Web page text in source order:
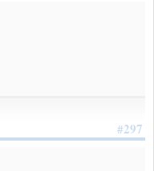
#297